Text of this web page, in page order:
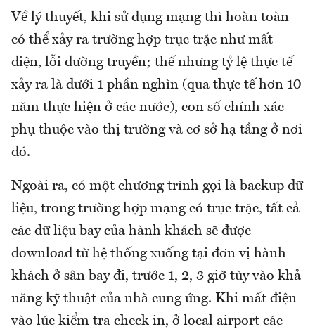
Về lý thuyết, khi sử dụng mạng thì hoàn toàn
có thể xảy ra trường hợp trục trặc như mất
điện, lỗi đường truyền; thế nhưng tỷ lệ thực tế
xảy ra là dưới 1 phần nghìn (qua thực tế hơn 10
năm thực hiện ở các nước), con số chính xác
phụ thuộc vào thị trường và cơ sở hạ tầng ở nơi
đó.
Ngoài ra, có một chương trình gọi là backup dữ
liệu, trong trường hợp mạng có trục trặc, tất cả
các dữ liệu bay của hành khách sẽ được
download từ hệ thống xuống tại đơn vị hành
khách ở sân bay đi, trước 1, 2, 3 giờ tùy vào khả
năng kỹ thuật của nhà cung ứng. Khi mất điện
vào lúc kiểm tra check in, ở local airport các